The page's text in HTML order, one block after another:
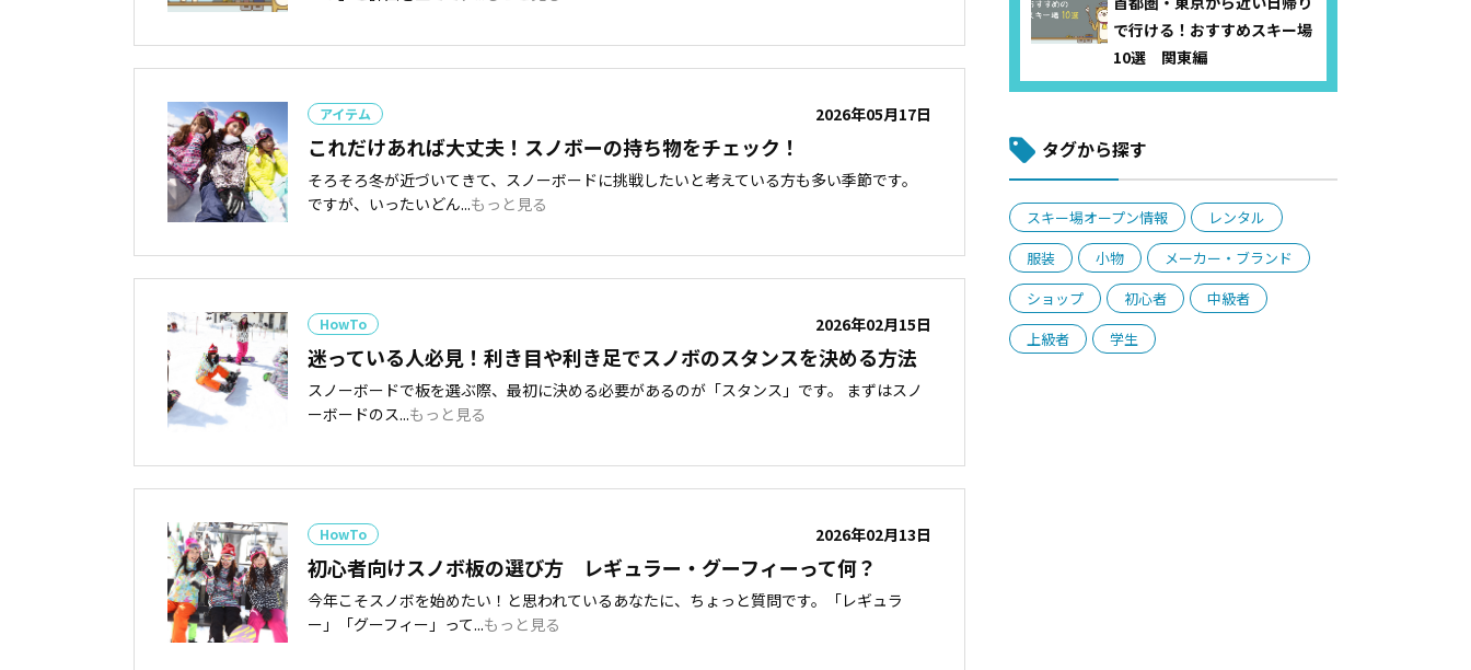
アイテム 2026年05月17日
これだけあれば大丈夫！スノボーの持ち物をチェック！
そろそろ冬が近づいてきて、スノーボードに挑戦したいと考えている方も多い季節です。
ですが、いったいどん...もっと見る
HowTo 2026年02月15日
迷っている人必見！利き目や利き足でスノボのスタンスを決める方法
スノーボードで板を選ぶ際、最初に決める必要があるのが「スタンス」です。 まずはスノ
ーボードのス...もっと見る
HowTo 2026年02月13日
初心者向けスノボ板の選び方 レギュラー・グーフィーって何？
今年こそスノボを始めたい！と思われているあなたに、ちょっと質問です。「レギュラ
ー」「グーフィー」って...もっと見る
で行ける！おすすめスキー場
10選 関東編
タグから探す
スキー場オープン情報
レンタル
服装
小物
メーカー・ブランド
ショップ
初心者
中級者
上級者
学生